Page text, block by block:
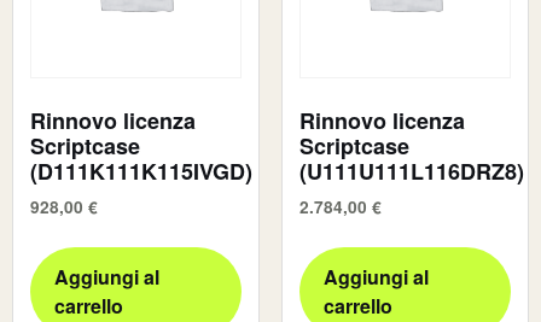
Rinnovo licenza
Scriptcase
(D111K111K115IVGD)
928,00 €
Aggiungi al
carrello
Rinnovo licenza
Scriptcase
(U111U111L116DRZ8)
2.784,00 €
Aggiungi al
carrello